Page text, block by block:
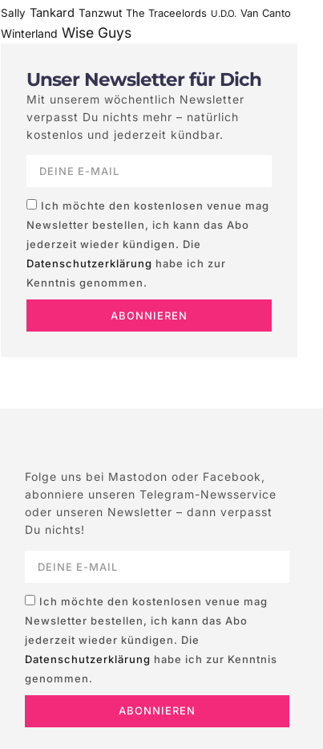
Sally Tankard Tanzwut The Traceelords U.D.O. Van Canto
Winterland Wise Guys
Unser Newsletter für Dich
Mit unserem wöchentlich Newsletter
verpasst Du nichts mehr – natürlich
kostenlos und jederzeit kündbar.
Ich möchte den kostenlosen venue mag
Newsletter bestellen, ich kann das Abo
jederzeit wieder kündigen. Die
Datenschutzerklärung habe ich zur
Kenntnis genommen.
ABONNIEREN
Folge uns bei Mastodon oder Facebook,
abonniere unseren Telegram-Newsservice
oder unseren Newsletter – dann verpasst
Du nichts!
Ich möchte den kostenlosen venue mag
Newsletter bestellen, ich kann das Abo
jederzeit wieder kündigen. Die
Datenschutzerklärung habe ich zur Kenntnis
genommen.
ABONNIEREN